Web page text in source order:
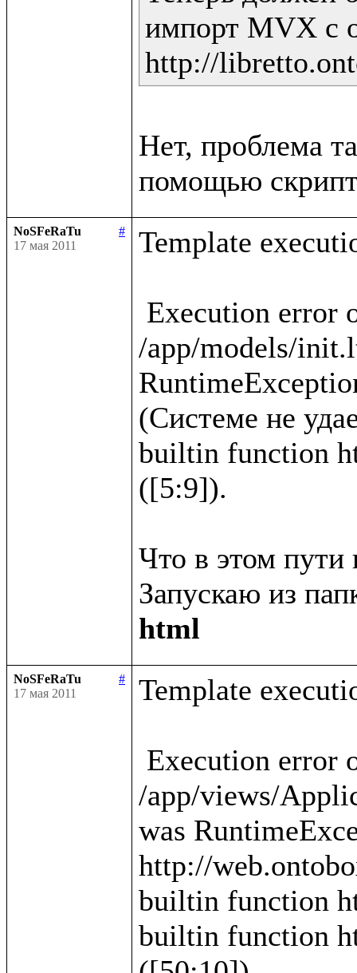
импорт MVX с
Нет, проблема
NoSFeRaTu
#
17 мая 2011
Template
/app/models/
(Системе не
builtin function
([5:9]).
Что в этом пути
Запускаю из
html
NoSFeRaTu
#
17 мая 2011
Template
/app/views/
was
http://
builtin function
builtin function